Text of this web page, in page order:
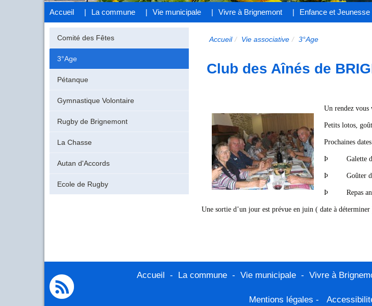
Accueil La commune Vie municipale Vivre à Brignemont Enfance et Jeunesse
Accueil Vie associative 3°Age
Club des Aînés de
Un rendez vous
Petits lotos,
Prochaines
Þ Galette des
Þ Goûter des
Þ Repas
Une sortie d’un jour est prévue en juin ( date à déterminer
Comité des Fêtes
3°Age
Pétanque
Gymnastique Volontaire
Rugby de Brignemont
La Chasse
Autan d'Accords
Ecole de Rugby
Accueil - La commune - Vie municipale - Vivre à
Mentions légales -